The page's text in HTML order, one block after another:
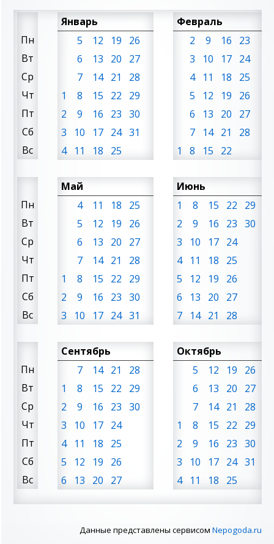
Пн
Вт
Ср
Чт
Пт
Сб
Вс
Январь
5
12 19
26
6
13 20
27
7
14 21
28
1
8 15 22
29
2
9 16 23 30
3
10 17 24 31
4
11 18 25
Февраль
2
9 16
23
3
10 17 24
4
11 18
25
5
12 19
26
6
13 20
27
7
14 21
28
1
8 15 22
Пн
Вт
Ср
Чт
Пт
Сб
Вс
Май
4
11 18
25
5
12 19
26
6
13 20
27
7
14 21
28
1
8 15 22
29
2
9 16 23 30
3
10 17 24 31
Июнь
1
8 15 22
29
2
9 16 23 30
3
10 17 24
4
11 18
25
5
12 19
26
6
13 20
27
7
14 21 28
Пн
Вт
Ср
Чт
Пт
Сб
Вс
Сентябрь
7
14 21
28
1
8 15 22
29
2
9 16 23 30
3
10 17 24
4
11 18
25
5
12 19
26
6
13 20 27
Октябрь
5
12 19
26
6
13 20
27
7
14 21
28
1
8 15 22
29
2
9 16 23 30
3
10 17 24 31
4
11 18 25
Данные представлены сервисом Nepogoda.ru